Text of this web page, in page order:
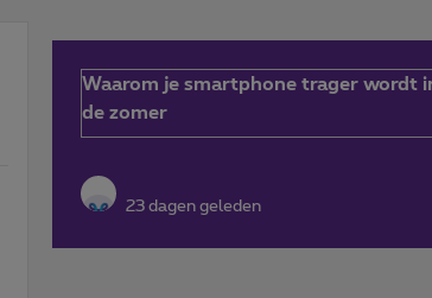
Waarom je smartphone trager wordt
de zomer
23 dagen geleden